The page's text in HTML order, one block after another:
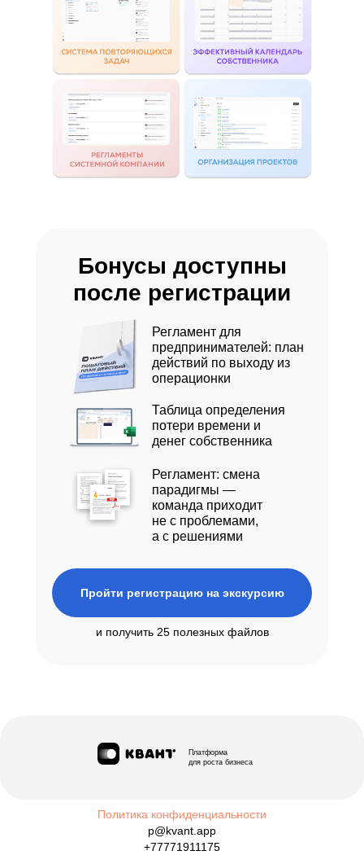
Бонусы доступны
после регистрации
Пройти регистрацию на экскурсию
Регламент для
предпринимателей: план
действий по выходу из
операционки
Регламент: смена
парадигмы —
команда приходит
не с проблемами,
а с решениями
Таблица определения
потери времени и
денег собственника
и получить 25 полезных файлов
Платформа
для роста бизнеса
Политика конфиденциальности
p@kvant.app
+77771911175